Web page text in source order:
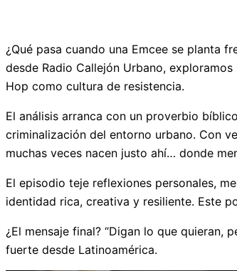
¿Qué pasa cuando una Emcee se planta
desde Radio Callejón Urbano,
Hop como cultura de resistencia.
El análisis arranca con un proverbio
criminalización del entorno urbano. Con
muchas veces nacen justo ahí… donde
El episodio teje reflexiones personales,
identidad rica, creativa y resiliente. Este
¿El mensaje final? “Digan lo que quieran,
fuerte desde Latinoamérica.